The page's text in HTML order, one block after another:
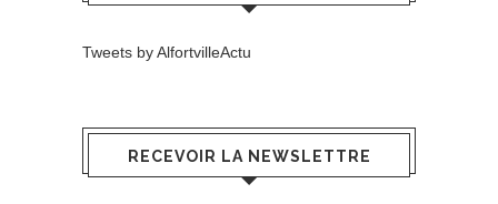
Tweets by AlfortvilleActu
RECEVOIR LA NEWSLETTRE